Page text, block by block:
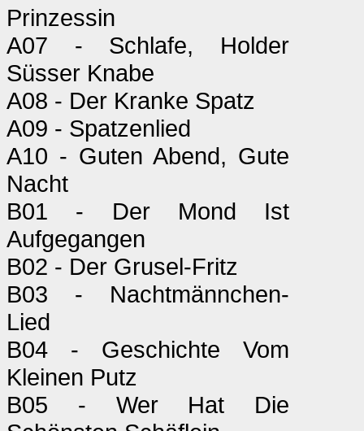
Prinzessin
A07 - Schlafe, Holder
Süsser Knabe
A08 - Der Kranke Spatz
A09 - Spatzenlied
A10 - Guten Abend, Gute
Nacht
B01 - Der Mond Ist
Aufgegangen
B02 - Der Grusel-Fritz
B03 - Nachtmännchen-
Lied
B04 - Geschichte Vom
Kleinen Putz
B05 - Wer Hat Die